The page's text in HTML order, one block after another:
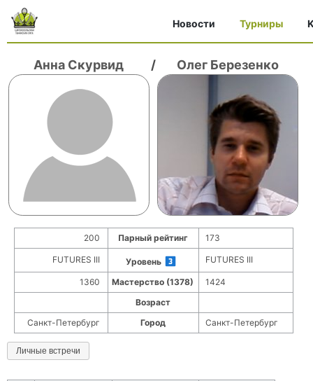
Новости Турниры
Анна Скурвид / Олег Березенко
200 Парный рейтинг 173
FUTURES III Уровень FUTURES III
1360 Мастерство (1378)
1424
Возраст
Санкт-Петербург
Город Санкт-Петербург
Личные встречи